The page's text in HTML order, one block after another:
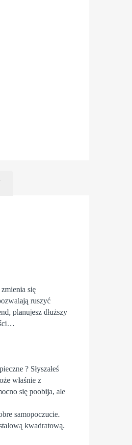
się
ruszyć
planujesz dłuższy
? Słyszałeś
właśnie z
się poobija, ale
samopoczucie.
kwadratową.